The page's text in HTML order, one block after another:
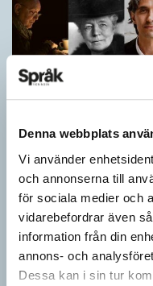
Denna webbplats
Vi använder
och annonserna till
för sociala medier och
vidarebefordrar även
information från din
annons- och
Dessa kan i sin tur
Vilket språk är
KVISS
I det här kvisset möter
författare på tolv olika
är språken?